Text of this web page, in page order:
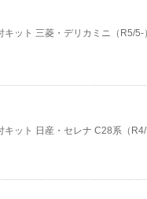
ット 三菱・デリカミニ（R5/5-
ット 日産・セレナ C28系（